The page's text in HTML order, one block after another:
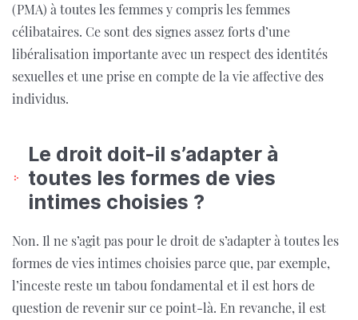
(PMA) à toutes les femmes y compris les femmes
célibataires. Ce sont des signes assez forts d’une
libéralisation importante avec un respect des identités
sexuelles et une prise en compte de la vie affective des
individus.
Le droit doit-il s’adapter à
toutes les formes de vies
intimes choisies ?
Non. Il ne s’agit pas pour le droit de s’adapter à toutes les
formes de vies intimes choisies parce que, par exemple,
l’inceste reste un tabou fondamental et il est hors de
question de revenir sur ce point-là. En revanche, il est